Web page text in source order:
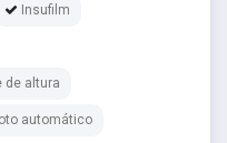
Insufilm
de altura
automático